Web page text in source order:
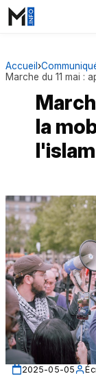
Accueil ›
Marche du 11 mai :
la
2025-05-05